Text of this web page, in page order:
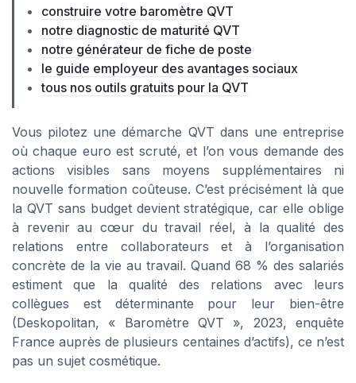
construire votre baromètre QVT
notre diagnostic de maturité QVT
notre générateur de fiche de poste
le guide employeur des avantages sociaux
tous nos outils gratuits pour la QVT
Vous pilotez une démarche QVT dans une entreprise
où chaque euro est scruté, et l’on vous demande des
actions visibles sans moyens supplémentaires ni
nouvelle formation coûteuse. C’est précisément là que
la QVT sans budget devient stratégique, car elle oblige
à revenir au cœur du travail réel, à la qualité des
relations entre collaborateurs et à l’organisation
concrète de la vie au travail. Quand 68 % des salariés
estiment que la qualité des relations avec leurs
collègues est déterminante pour leur bien-être
(Deskopolitan, « Baromètre QVT », 2023, enquête
France auprès de plusieurs centaines d’actifs), ce n’est
pas un sujet cosmétique.